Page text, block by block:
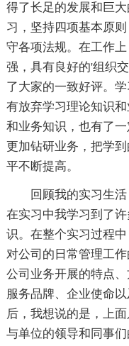
得了长足的发展和巨
习，坚持四项基本原
守各项法规。在工作
强，具有良好的'组织
了大家的一致好评。
有放弃学习理论知识
和业务知识，也有了
更加钻研业务，把学
平不断提高。
回顾我的实习生
在实习中我学习到了
识。在整个实习过程
对公司的日常管理工
公司业务开展的特点
服务品牌、企业使命
后，我想说的是，上
与单位的领导和同事